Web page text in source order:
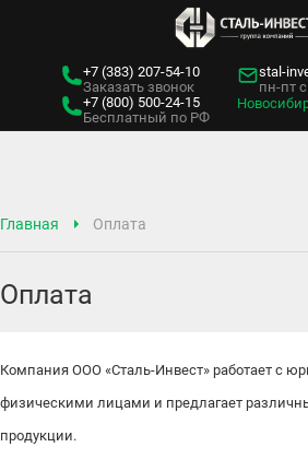
+7 (383) 207-54-10
Заказать звонок
+7 (800) 500-24-15
Бесплатный по РФ
stal-
пн-пт
Главная Оплата
Оплата
Компания ООО «Сталь-Инвест» работает с
физическими лицами и предлагает
продукции.